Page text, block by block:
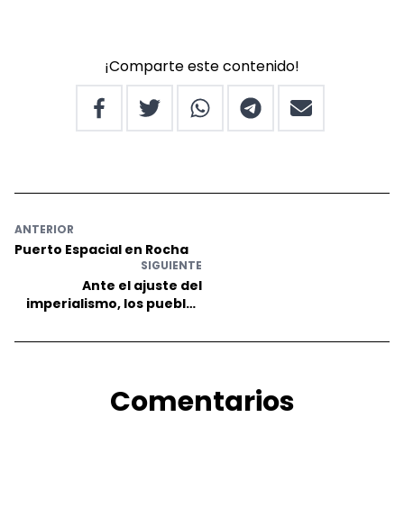
¡Comparte este contenido!
ANTERIOR
Puerto Espacial en Rocha
SIGUIENTE
Ante el ajuste del
imperialismo, los pueblos
Comentarios